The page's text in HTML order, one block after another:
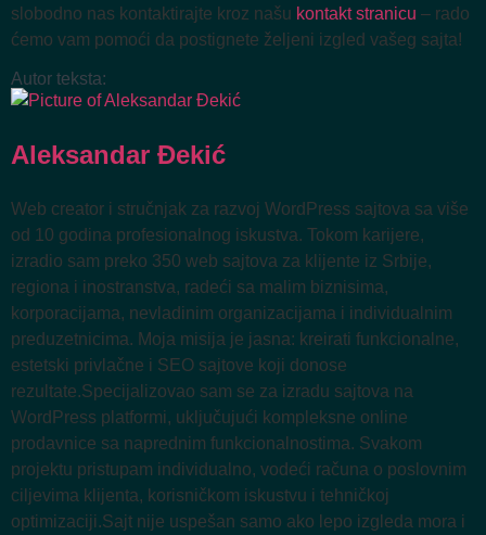
slobodno nas kontaktirajte kroz našu kontakt stranicu – rado
ćemo vam pomoći da postignete željeni izgled vašeg sajta!
Autor teksta:
Aleksandar Đekić
Web creator i stručnjak za razvoj WordPress sajtova sa više
od 10 godina profesionalnog iskustva. Tokom karijere,
izradio sam preko 350 web sajtova za klijente iz Srbije,
regiona i inostranstva, radeći sa malim biznisima,
korporacijama, nevladinim organizacijama i individualnim
preduzetnicima. Moja misija je jasna: kreirati funkcionalne,
estetski privlačne i SEO sajtove koji donose
rezultate.Specijalizovao sam se za izradu sajtova na
WordPress platformi, uključujući kompleksne online
prodavnice sa naprednim funkcionalnostima. Svakom
projektu pristupam individualno, vodeći računa o poslovnim
ciljevima klijenta, korisničkom iskustvu i tehničkoj
optimizaciji.Sajt nije uspešan samo ako lepo izgleda mora i